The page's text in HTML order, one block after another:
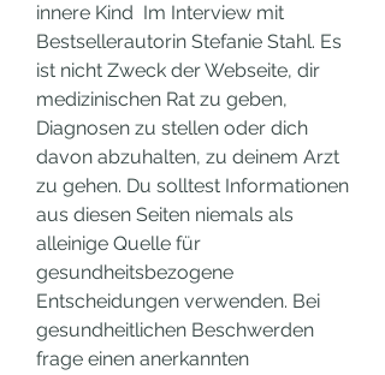
innere Kind  Im Interview mit
Bestsellerautorin Stefanie Stahl. Es
ist nicht Zweck der Webseite, dir
medizinischen Rat zu geben,
Diagnosen zu stellen oder dich
davon abzuhalten, zu deinem Arzt
zu gehen. Du solltest Informationen
aus diesen Seiten niemals als
alleinige Quelle für
gesundheitsbezogene
Entscheidungen verwenden. Bei
gesundheitlichen Beschwerden
frage einen anerkannten